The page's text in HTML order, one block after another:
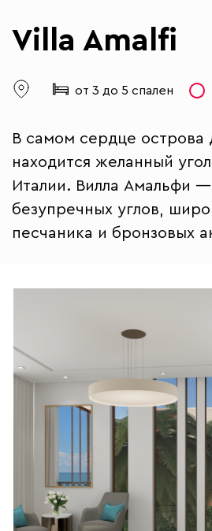
Villa Amalfi
от 3 до 5 спален
В самом сердце
находится желанный
Италии. Вилла Амальфи
безупречных углов,
песчаника и бронзовых